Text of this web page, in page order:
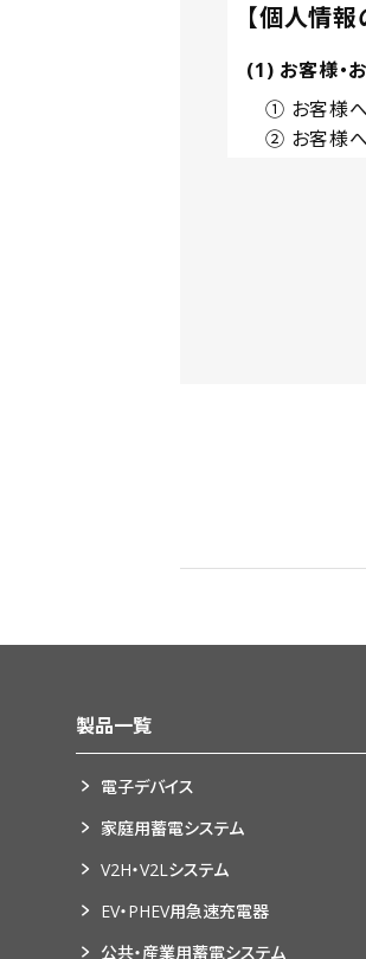
【個人情
(1) お客様・
① お客様へ
② お客様へ
④ お客様
⑤ 各種問
⑦ 契約の
② お客様
③ お客様
(4) 採用応募
① 採用選
② 問い合
(5) 当社従
① 当社従業
② 当社従
製品一覧
電子デバイス
家庭用蓄電システム
V2H・V2Lシステム
EV・PHEV用急速充電器
公共・産業用蓄電システム